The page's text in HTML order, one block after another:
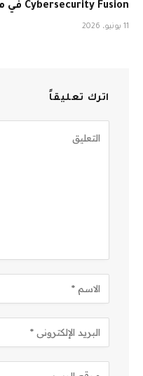
Cybersecurity Fusion في ميسيسوجا
11 يونيو، 2026
اترك تعليقاً